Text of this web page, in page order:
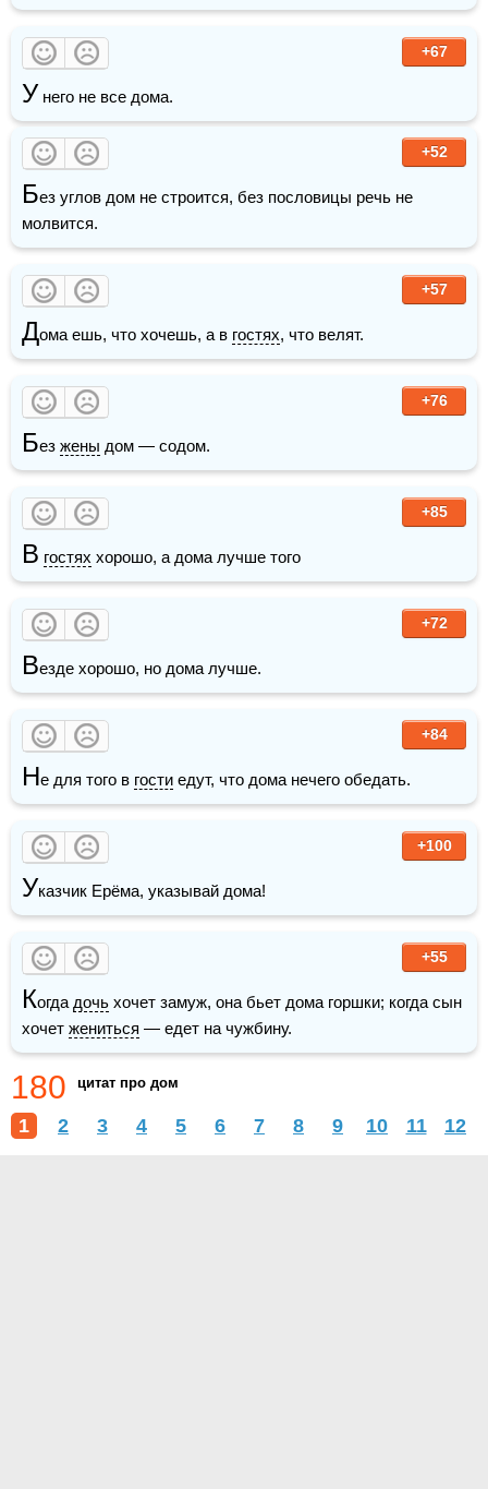
+67
У него не все дома.
+52
Без углов дом не строится, без пословицы речь не
молвится.
+57
Дома ешь, что хочешь, а в гостях, что велят.
+76
Без жены дом — содом.
+85
В гостях хорошо, а дома лучше того
+72
Везде хорошо, но дома лучше.
+84
Не для того в гости едут, что дома нечего обедать.
+100
Указчик Ерёма, указывай дома!
+55
Когда дочь хочет замуж, она бьет дома горшки; когда сын
хочет жениться — едет на чужбину.
180 цитат про дом
1 2 3 4 5 6 7 8 9 10 11 12